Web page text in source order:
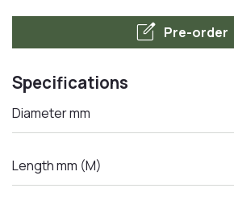
edit_square Pre-order
Specifications
Diameter mm
Length mm (M)